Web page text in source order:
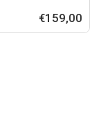
€159,00